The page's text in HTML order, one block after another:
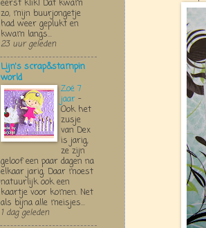
eerst klik! Dat kwam
zo, mijn buurjongetje
had weer geplukt en
kwam langs...
23 uur geleden
Lijn's scrap&stampin
world
Zoë 7
jaar -
Ook het
zusje
van Dex
is jarig,
ze zijn
geloof een paar dagen na
elkaar jarig. Daar moest
natuurlijk ook een
kaartje voor komen. Net
als bijna alle meisjes...
1 dag geleden